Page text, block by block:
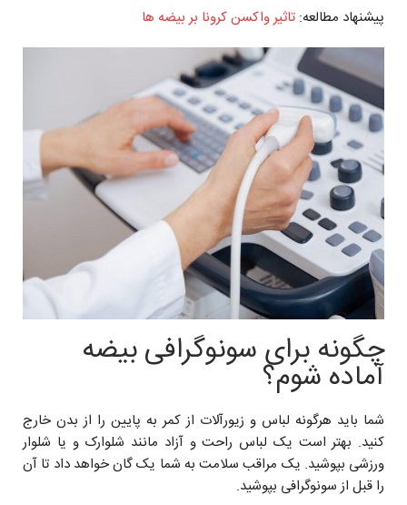
پیشنهاد مطالعه: تاثیر واکسن کرونا بر بیضه ها
چگونه برای سونوگرافی بیضه
آماده شوم؟
شما باید هرگونه لباس و زیورآلات از کمر به پایین را از بدن خارج
کنید. بهتر است یک لباس راحت و آزاد مانند شلوارک و یا شلوار
ورزشی بپوشید. یک مراقب سلامت به شما یک گان خواهد داد تا آن
را قبل از سونوگرافی بپوشید.